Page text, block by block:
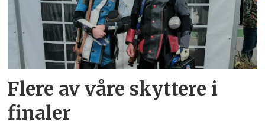
Flere av våre skyttere i
finaler